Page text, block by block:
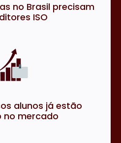
no Brasil precisam
ISO
alunos já estão
no mercado